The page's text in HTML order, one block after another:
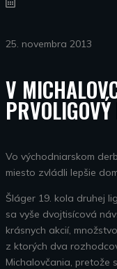
25. novembra 2013
V
Vo východniarskom
miesto zvládli lepšie
Šláger 19. kola druhej
sa vyše dvojtisícová
krásnych akcií,
z ktorých dva
Michalovčania, pretože